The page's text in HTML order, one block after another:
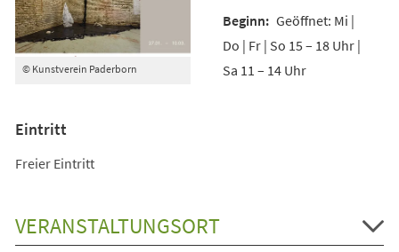
© Kunstverein Paderborn
Geöffnet: Mi |
Do | Fr | So 15 – 18 Uhr |
Sa 11 – 14 Uhr
Eintritt
Freier Eintritt
VERANSTALTUNGSORT